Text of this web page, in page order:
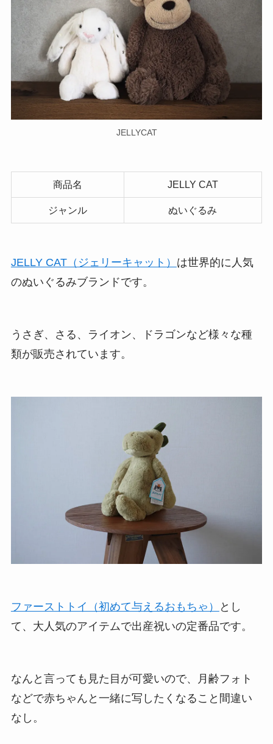
JELLYCAT
商品名 JELLY CAT
ジャンル ぬいぐるみ
JELLY CAT（ジェリーキャット） は世界的に人気
のぬいぐるみブランドです。
うさぎ、さる、ライオン、ドラゴンなど様々な種
類が販売されています。
ファーストトイ（初めて与えるおもちゃ）
とし
て、大人気のアイテムで出産祝いの定番品です。
なんと言っても見た目が可愛いので、月齢フォト
などで赤ちゃんと一緒に写したくなること間違い
なし。